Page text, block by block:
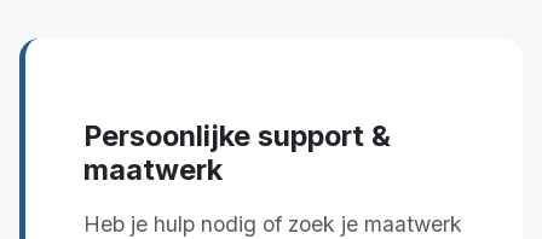
Persoonlijke support &
maatwerk
Heb je hulp nodig of zoek je maatwerk